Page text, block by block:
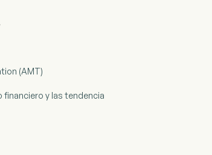
(AMT)
y las tendencia